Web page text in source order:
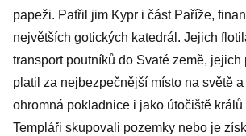
papeži. Patřil jim Kypr i část Paříže,
největších gotických katedrál. Jejich
transport poutníků do Svaté země, jejich
platil za nejbezpečnější místo na světě
ohromná pokladnice i jako útočiště králů
Templáři skupovali pozemky nebo je